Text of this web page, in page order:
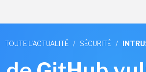
TOUTE L'ACTUALITÉ / SÉCURITÉ /